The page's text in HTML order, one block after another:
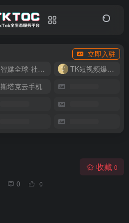
立即入驻
智媒全球-社媒管理平台
TK短视频爆款复刻
斯塔克云手机
0 0
收藏 0